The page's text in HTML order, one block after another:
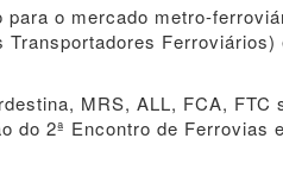
o mercado metro-
MRS, ALL, FCA,
do 2ª Encontro de Ferrovias